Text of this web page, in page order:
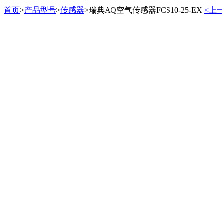
首页>产品型号>传感器>瑞典AQ空气传感器FCS10-25-EX <上